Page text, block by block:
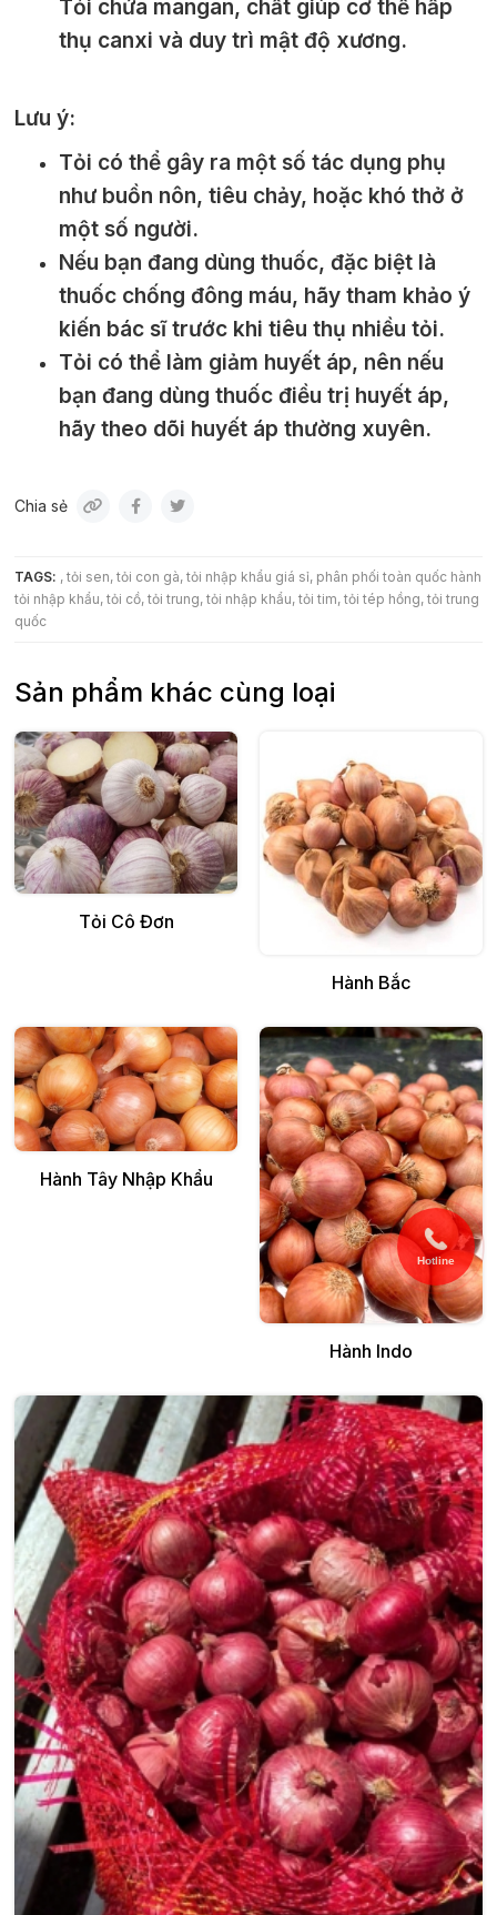
Tỏi chứa mangan, chất giúp cơ thể hấp
thụ canxi và duy trì mật độ xương.
Lưu ý:
Tỏi có thể gây ra một số tác dụng phụ
như buồn nôn, tiêu chảy, hoặc khó thở ở
một số người.
Nếu bạn đang dùng thuốc, đặc biệt là
thuốc chống đông máu, hãy tham khảo ý
kiến bác sĩ trước khi tiêu thụ nhiều tỏi.
Tỏi có thể làm giảm huyết áp, nên nếu
bạn đang dùng thuốc điều trị huyết áp,
hãy theo dõi huyết áp thường xuyên.
Chia sẻ
TAGS: tỏi sen tỏi con gà tỏi nhập khẩu giá sỉ phân phối toàn quốc hành
tỏi nhập khẩu tỏi cồ tỏi trung tỏi nhập khẩu tỏi tim tỏi tép hồng tỏi trung
quốc
Sản phẩm khác cùng loại
Thêm vào giỏ
Tỏi Cô Đơn
Thêm vào giỏ
Hành Bắc
Thêm vào giỏ
Hành Tây Nhập Khẩu
Thêm vào giỏ
Hành Indo
Hotline